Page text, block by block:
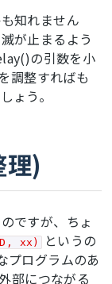
知れません
が止まるよう
の引数を小
調整すればも
ょう。
)
ですが、ちょ
xx)
というの
プログラムのあ
部につながる